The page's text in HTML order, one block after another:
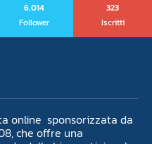
6,014
Follower
323
Iscritti
online sponsorizzata da
che offre una